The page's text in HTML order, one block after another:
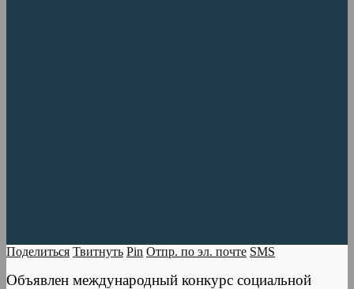
Поделиться Твитнуть Pin Отпр. по эл. почте SMS
Объявлен международный конкурс социальной